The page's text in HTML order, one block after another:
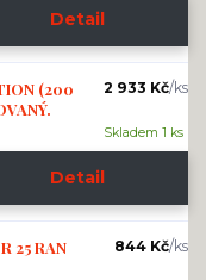
Detail
(200
2 933 Kč/ks
Skladem 1 ks
Detail
25 RAN
844 Kč/ks